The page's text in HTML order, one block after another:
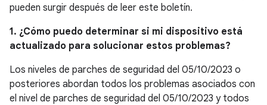
pueden surgir después de leer este boletín.
1. ¿Cómo puedo determinar si mi dispositivo está
actualizado para solucionar estos problemas?
Los niveles de parches de seguridad del 05/10/2023 o
posteriores abordan todos los problemas asociados con
el nivel de parches de seguridad del 05/10/2023 y todos